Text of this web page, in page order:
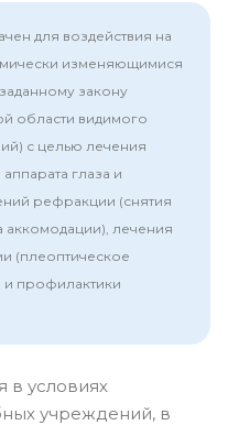
для воздействия на
изменяющимися
закону
области видимого
с целью лечения
глаза и
рефракции (снятия
аккомодации), лечения
(плеоптическое
и профилактики
в условиях
учреждений, в